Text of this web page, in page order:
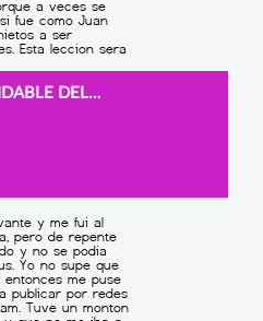
LA EXPERIENCIA INOLVIDABLE DEL ABUELO JUAN CARLOS